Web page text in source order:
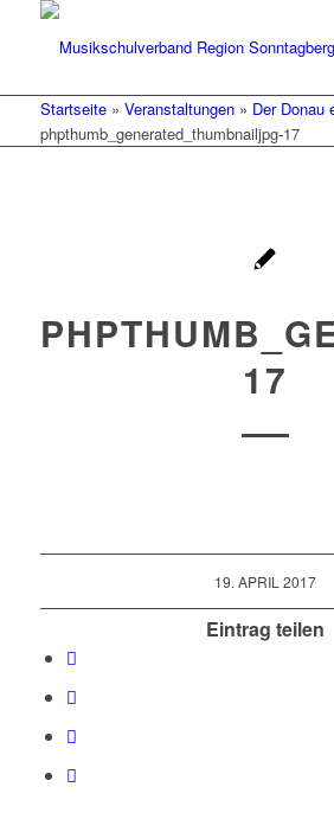
Startseite» Veranstaltungen» Der Donau
phpthumb_generated_thumbnailjpg-17
17
19. APRIL 2017
Eintrag teilen